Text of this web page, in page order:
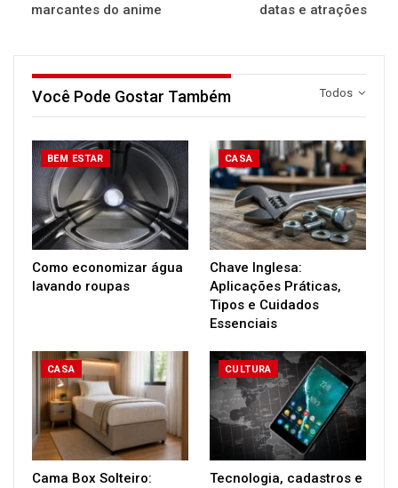
marcantes do anime
datas e atrações
Todos
Você Pode Gostar Também
BEM ESTAR
Como economizar água
lavando roupas
CASA
Chave Inglesa:
Aplicações Práticas,
Tipos e Cuidados
Essenciais
CASA
Cama Box Solteiro:
CULTURA
Tecnologia, cadastros e